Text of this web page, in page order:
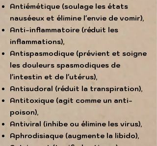
Antiémétique (soulage les états
nauséeux et élimine l'envie de vomir),
Anti-inflammatoire (réduit les
inflammations),
Antispasmodique (prévient et soigne
les douleurs spasmodiques de
l'intestin et de l'utérus),
Antisudoral (réduit la transpiration),
Antitoxique (agit comme un anti-
poison),
Antiviral (inhibe ou élimine les virus),
Aphrodisiaque (augmente la libido),